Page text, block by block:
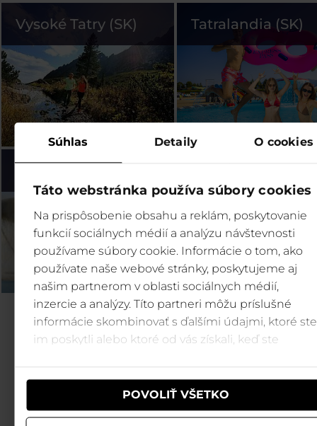
Súhlas Detaily O cookies
Táto webstránka používa súbory cookies
Na prispôsobenie obsahu a reklám, poskytovanie
funkcií sociálnych médií a analýzu návštevnosti
používame súbory cookie. Informácie o tom, ako
používate naše webové stránky, poskytujeme aj
našim partnerom v oblasti sociálnych médií,
inzercie a analýzy. Títo partneri môžu príslušné
informácie skombinovať s ďalšími údajmi, ktoré ste
im poskytli alebo ktoré od vás získali, keď ste
POVOLIŤ VŠETKO
Vysoké Tatry (SK) Tatralandia (SK)